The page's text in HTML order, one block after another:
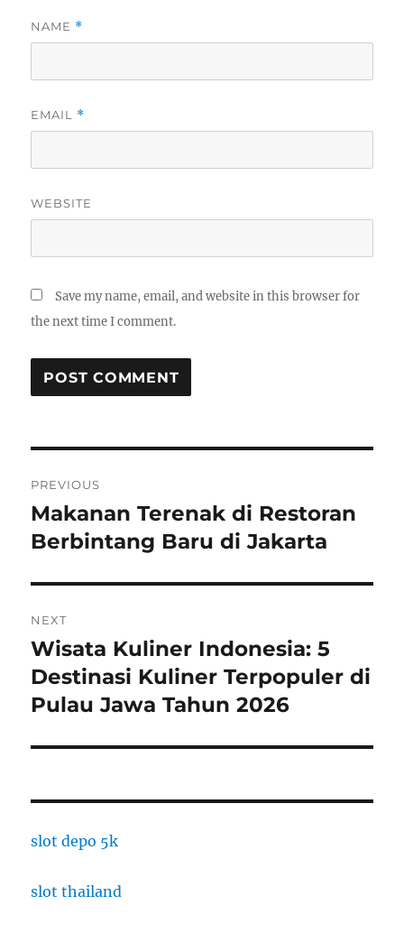
NAME *
EMAIL *
WEBSITE
Save my name, email, and website in this browser for
the next time I comment.
navigation
PREVIOUS
Previous
post:
Makanan Terenak di Restoran
Berbintang Baru di Jakarta
NEXT
Next
post:
Wisata Kuliner Indonesia: 5
Destinasi Kuliner Terpopuler di
Pulau Jawa Tahun 2026
slot depo 5k
slot thailand